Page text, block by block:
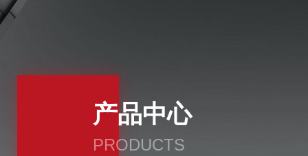
产品中心
PRODUCTS